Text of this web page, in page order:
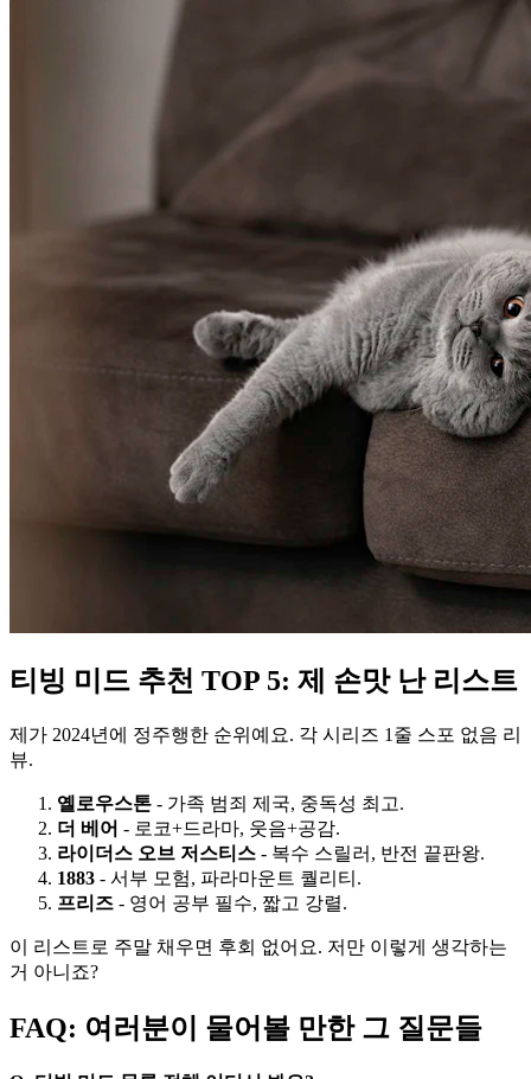
티빙 미드 추천 TOP 5: 제 손맛 난 리스트
제가 2024년에 정주행한 순위예요. 각 시리즈 1줄 스포 없음 리
뷰.
옐로우스톤 - 가족 범죄 제국, 중독성 최고.
더 베어 - 로코+드라마, 웃음+공감.
라이더스 오브 저스티스 - 복수 스릴러, 반전 끝판왕.
1883 - 서부 모험, 파라마운트 퀄리티.
프리즈 - 영어 공부 필수, 짧고 강렬.
이 리스트로 주말 채우면 후회 없어요. 저만 이렇게 생각하는
거 아니죠?
FAQ: 여러분이 물어볼 만한 그 질문들